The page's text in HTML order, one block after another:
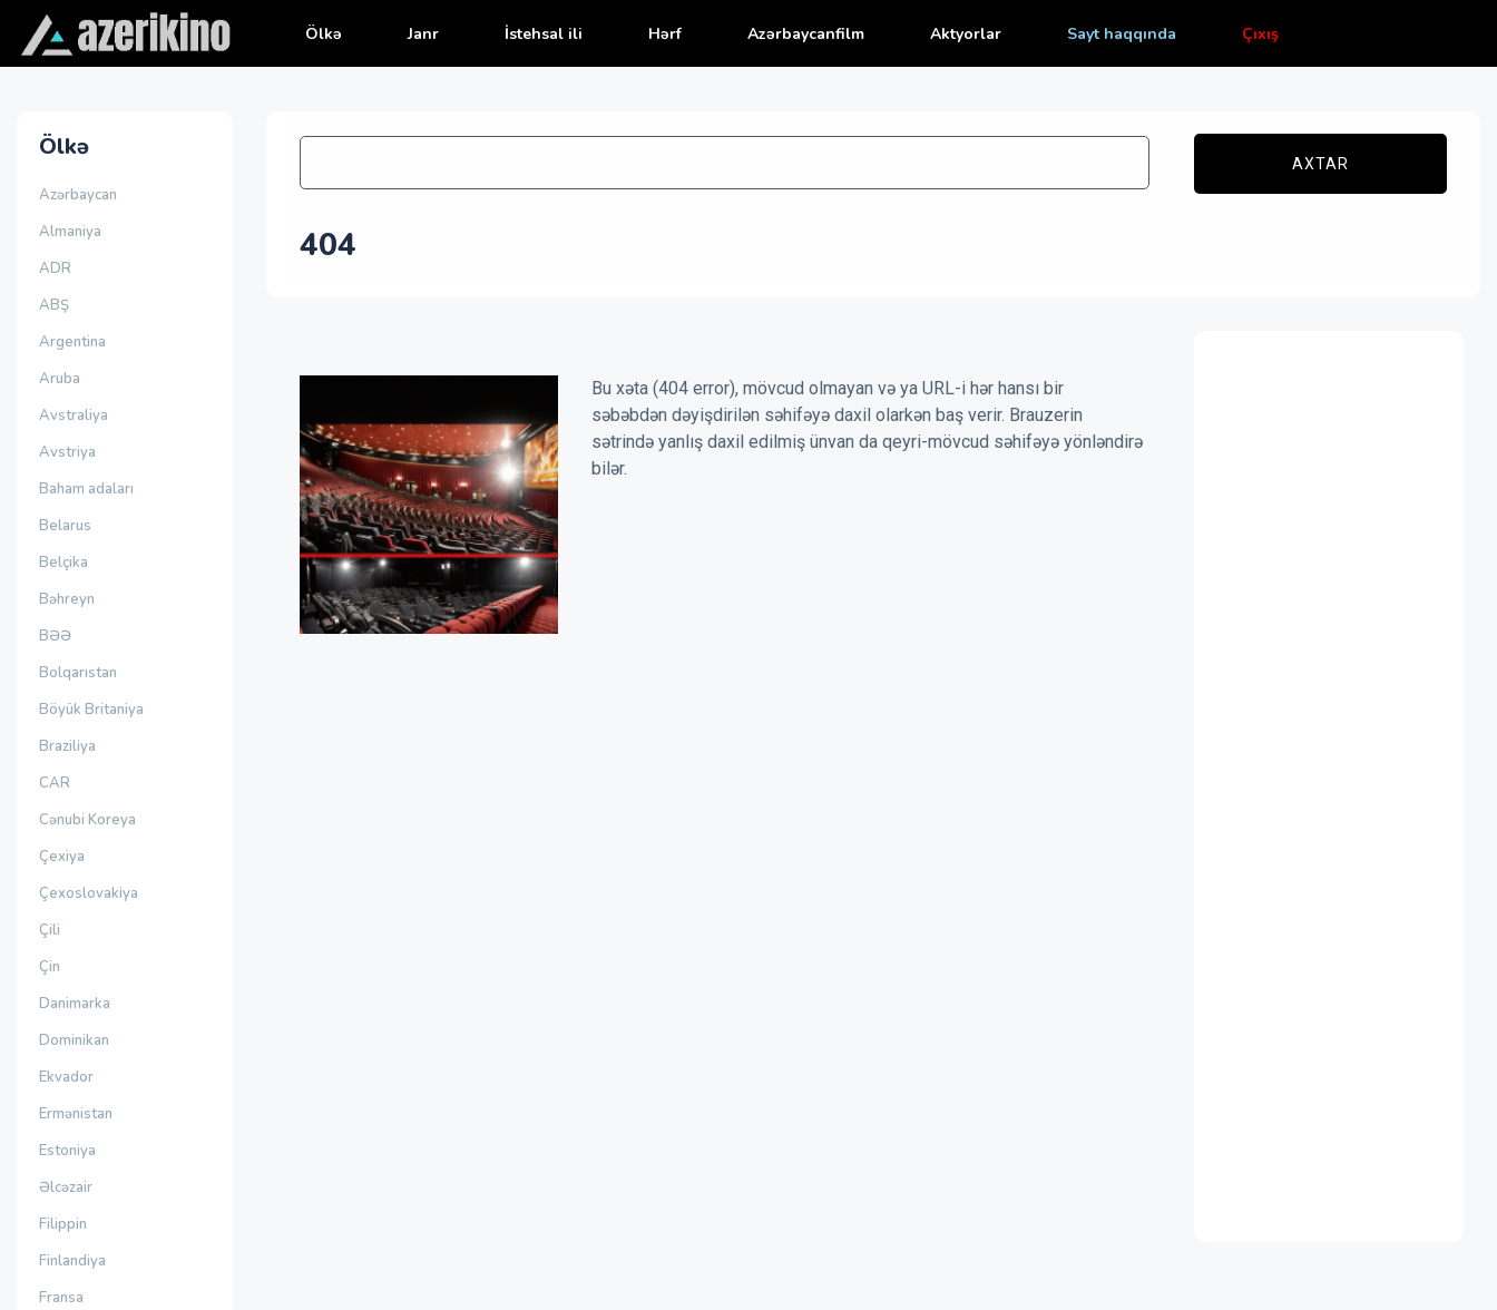
Ölkə Janr İstehsal ili Hərf Azərbaycanfilm Aktyorlar Sayt haqqında Çıxış
Ölkə
Azərbaycan
Almaniya
ADR
ABŞ
Argentina
Aruba
Avstraliya
Avstriya
Baham adaları
Belarus
Belçika
Bəhreyn
BƏƏ
Bolqarıstan
Böyük Britaniya
Braziliya
CAR
Cənubi Koreya
Çexiya
Çexoslovakiya
Çili
Çin
Danimarka
Dominikan
Ekvador
Ermənistan
Estoniya
Əlcəzair
Filippin
Finlandiya
Fransa
AXTAR
404
Bu xəta (404 error), mövcud olmayan və ya URL-i hər hansı bir
səbəbdən dəyişdirilən səhifəyə daxil olarkən baş verir. Brauzerin
sətrində yanlış daxil edilmiş ünvan da qeyri-mövcud səhifəyə yönləndirə
bilər.